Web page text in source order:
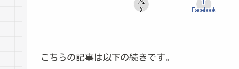
X Facebook
こちらの記事は以下の続きです。